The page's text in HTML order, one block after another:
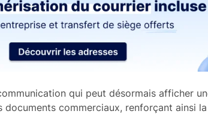
qui peut désormais afficher
documents commerciaux, renforçant ainsi